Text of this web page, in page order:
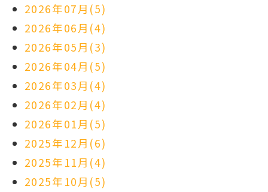
2026年07月(5)
2026年06月(4)
2026年05月(3)
2026年04月(5)
2026年03月(4)
2026年02月(4)
2026年01月(5)
2025年12月(6)
2025年11月(4)
2025年10月(5)